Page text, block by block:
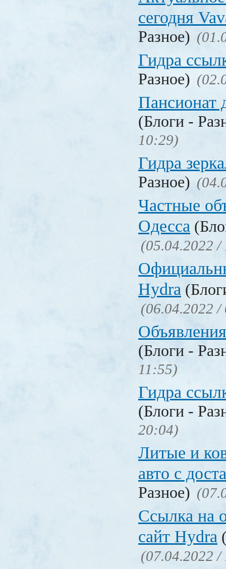
сегодня
Разное)
Гидра
Разное)
Пансионат
(Блоги -
10:29)
Гидра
Разное)
Частные
Одесса
(05.04.2022 /
Hydra
(06.04.2022 /
(Блоги -
11:55)
Гидра
(Блоги -
20:04)
Литые и
авто с
Разное)
Ссылка на
сайт Hydra
(07.04.2022 /